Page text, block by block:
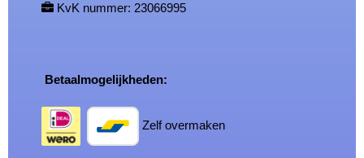
KvK nummer: 23066995
Betaalmogelijkheden:
Zelf overmaken